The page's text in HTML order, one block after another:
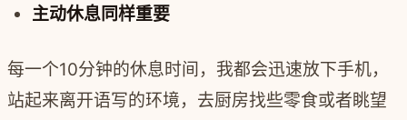
主动休息同样重要
每一个10分钟的休息时间，我都会迅速放下手机，
站起来离开语写的环境，去厨房找些零食或者眺望